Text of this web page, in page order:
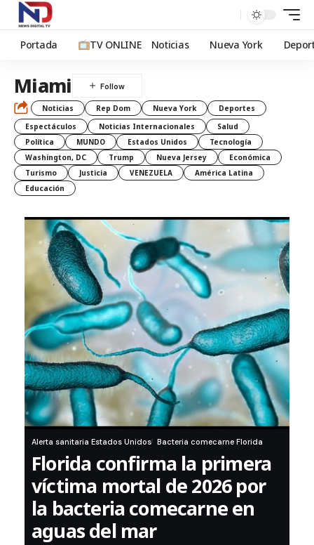
Portada TV ONLINE Noticias Nueva York
Miami
Noticias Rep Dom Nueva York
Deportes
Espectáculos
Noticias Internacionales
Salud
Política
MUNDO Estados Unidos
Tecnología
Washington, DC
Trump Nueva Jersey
Económica
Turismo
Justicia VENEZUELA
América Latina
Educación
Alerta sanitaria Estados Unidos Bacteria comecarne Florida
Florida confirma la primera
víctima mortal de 2026 por
la bacteria comecarne en
aguas del mar